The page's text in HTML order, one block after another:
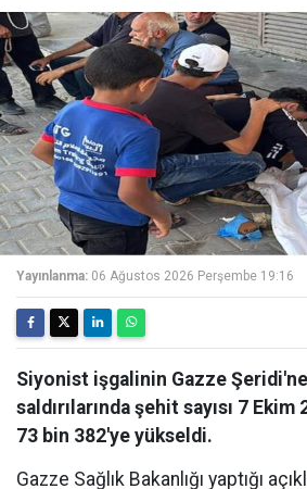
Yayınlanma: 06 Ağustos 2026 Perşembe 19:16
Siyonist işgalinin Gazze
saldırılarında şehit sayısı 7
73 bin 382'ye yükseldi.
Gazze Sağlık Bakanlığı yaptığı